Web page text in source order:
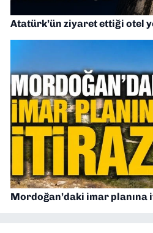
Atatürk’ün ziyaret ettiği otel
Mordoğan’daki imar planına